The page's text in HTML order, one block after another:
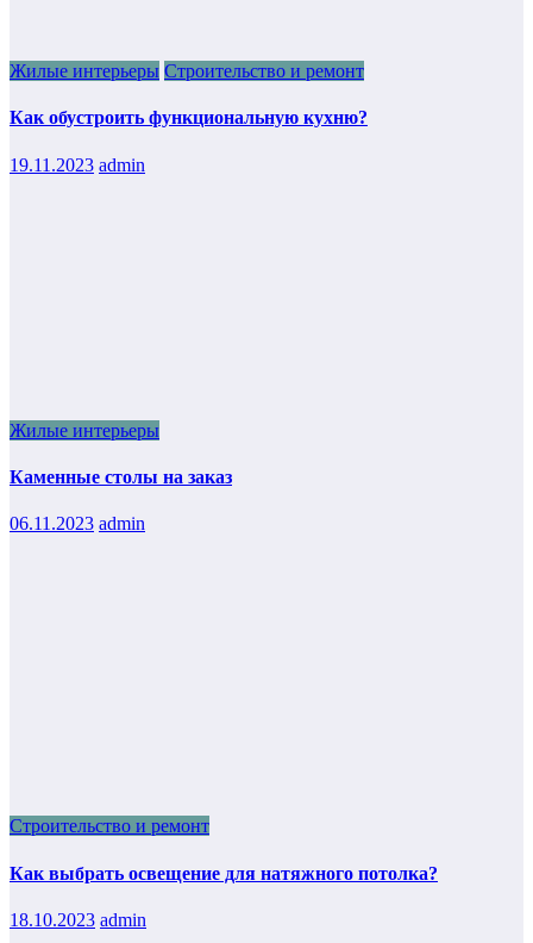
Жилые интерьеры Строительство и ремонт
Как обустроить функциональную кухню?
19.11.2023 admin
Жилые интерьеры
Каменные столы на заказ
06.11.2023 admin
Строительство и ремонт
Как выбрать освещение для натяжного потолка?
18.10.2023 admin